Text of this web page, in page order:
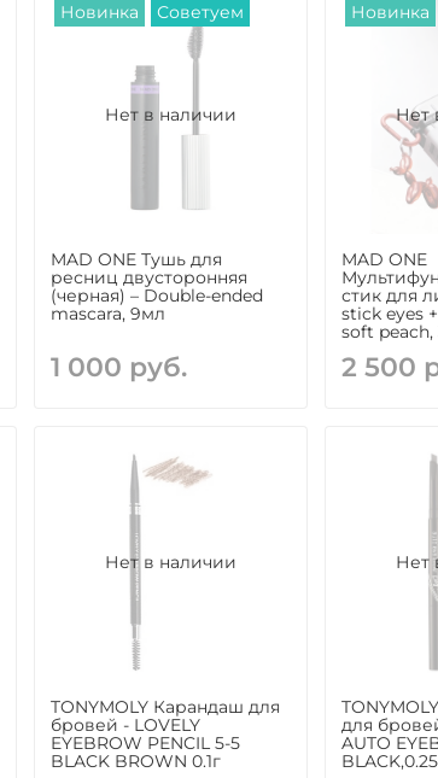
Нет в наличии
Новинка Советуем
MAD ONE Тушь для
ресниц двусторонняя
(черная) – Double-ended
mascara, 9мл
1 000 руб.
Нет
Новинка
MAD ONE
стик для
stick eyes
soft peach,
2 500
Нет в наличии
TONYMOLY Карандаш для
бровей - LOVELY
EYEBROW PENCIL 5-5
BLACK BROWN 0.1г
Нет
для
AUTO